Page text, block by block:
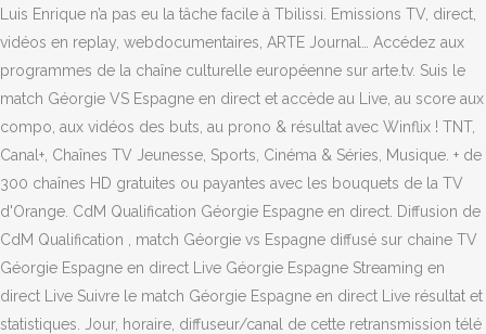
Luis Enrique n’a pas eu la tâche facile à Tbilissi. Emissions TV, direct,
vidéos en replay, webdocumentaires, ARTE Journal… Accédez aux
programmes de la chaîne culturelle européenne sur arte.tv. Suis le
match Géorgie VS Espagne en direct et accède au Live, au score aux
compo, aux vidéos des buts, au prono & résultat avec Winflix ! TNT,
Canal+, Chaînes TV Jeunesse, Sports, Cinéma & Séries, Musique. + de
300 chaînes HD gratuites ou payantes avec les bouquets de la TV
d'Orange. CdM Qualification Géorgie Espagne en direct. Diffusion de
CdM Qualification , match Géorgie vs Espagne diffusé sur chaine TV
Géorgie Espagne en direct Live Géorgie Espagne Streaming en
direct Live Suivre le match Géorgie Espagne en direct Live résultat et
statistiques. Jour, horaire, diffuseur/canal de cette retransmission télé